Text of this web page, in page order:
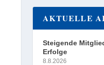
AKTUELLE
Steigende
Erfolge
8.8.2026